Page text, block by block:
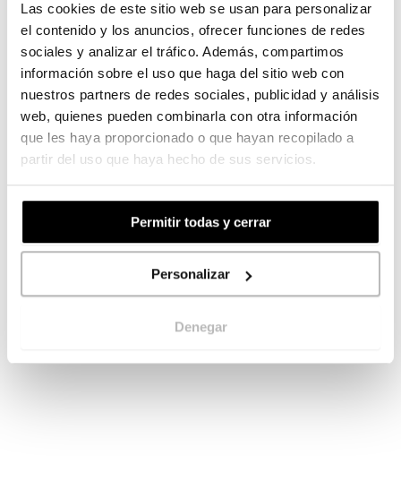
Las cookies de este sitio web se usan para personalizar
el contenido y los anuncios, ofrecer funciones de redes
sociales y analizar el tráfico. Además, compartimos
información sobre el uso que haga del sitio web con
nuestros partners de redes sociales, publicidad y análisis
web, quienes pueden combinarla con otra información
que les haya proporcionado o que hayan recopilado a
partir del uso que haya hecho de sus servicios.
Permitir todas y cerrar
Personalizar
Denegar